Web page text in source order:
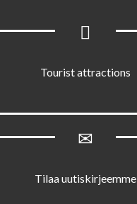
Tourist attractions
Tilaa uutiskirjeemme